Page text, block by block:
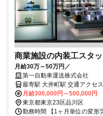
商業施設の内装工スタ
月給30万～50万円／
第一自動車運送株式会社
最寄駅 大井町駅 交通アクセス JR京浜東北線・東急大井町線「大井町
駅」より徒歩2分 ※現場はほとんどが都内です。 たまに御殿場の商業
施設なども担当。 ★直行直帰OK ★現場によって車通勤OK ※全国出
張あり └期間：1日～数ヶ月までさまざま └出張先の名物・名産品な
月給300,000円～500,000円
東京都東京23区品川区
勤務時間 【1ヶ月単位の変形